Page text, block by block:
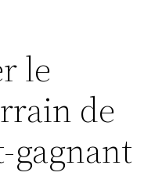
le
de
gagnant